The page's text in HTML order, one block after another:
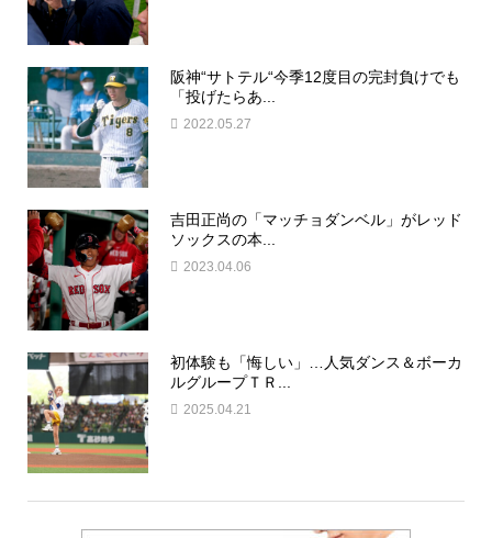
阪神“サトテル“今季12度目の完封負けでも
「投げたらあ...
2022.05.27
吉田正尚の「マッチョダンベル」がレッド
ソックスの本...
2023.04.06
初体験も「悔しい」…人気ダンス＆ボーカ
ルグループＴＲ...
2025.04.21